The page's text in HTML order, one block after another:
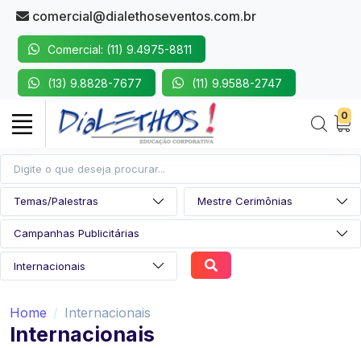
comercial@dialethoseventos.com.br
Comercial: (11) 9.4975-8811
(13) 9.8828-7677 (11) 9.9588-2747
0
Home Internacionais
Internacionais